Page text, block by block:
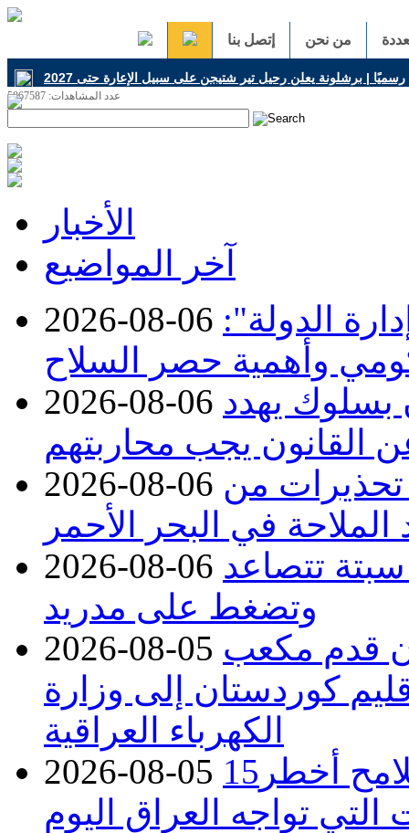
من نحن إتصل بنا
عدد المشاهدات: 5867587
h
الأخبار
آخر المواضيع
2026-08-06 الدولة":
وأهمية حصر السلاح
2026-08-06 بسلوك يهدد
القانون يجب محاربتهم
2026-08-06 من
الملاحة في البحر الأحمر
2026-08-06 تتصاعد
وتضغط على مدريد
2026-08-05 توريد 100 مليون قدم مكعب
كوردستان إلى وزارة
الكهرباء العراقية
2026-08-05 15كارثة بيئية ومناخية ترسم ملامح أخطر
التي تواجه العراق اليوم